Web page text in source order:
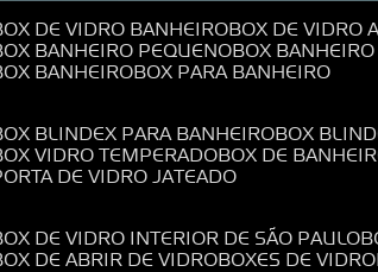
BOX DE VIDRO BANHEIRO BOX DE VIDRO
BOX BANHEIRO PEQUENO BOX
BOX BANHEIRO BOX PARA BANHEIRO
BOX BLINDEX PARA BANHEIRO BOX
BOX VIDRO TEMPERADO BOX DE
PORTA DE VIDRO JATEADO
BOX DE VIDRO INTERIOR DE SÃO PAULO
BOX DE ABRIR DE VIDRO BOXES DE VIDRO